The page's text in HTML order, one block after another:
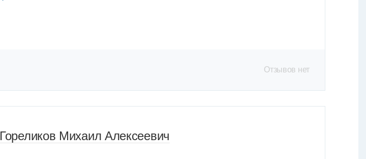
Отзывов нет
Гореликов Михаил Алексеевич